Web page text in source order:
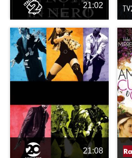
21:02
21:08